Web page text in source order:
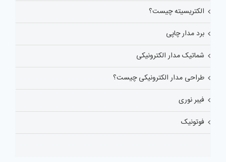
الکتریسیته چیست؟
برد مدار چاپی
شماتیک مدار الکترونیکی
طراحی مدار الکترونیکی چیست؟
فیبر نوری
فوتونیک